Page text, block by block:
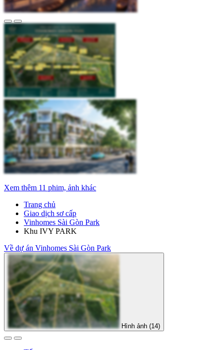
Xem thêm 11 phim, ảnh khác
Trang chủ
Giao dịch sơ cấp
Vinhomes Sài Gòn Park
Khu IVY PARK
Về dự án Vinhomes Sài Gòn Park
Hình ảnh (14)